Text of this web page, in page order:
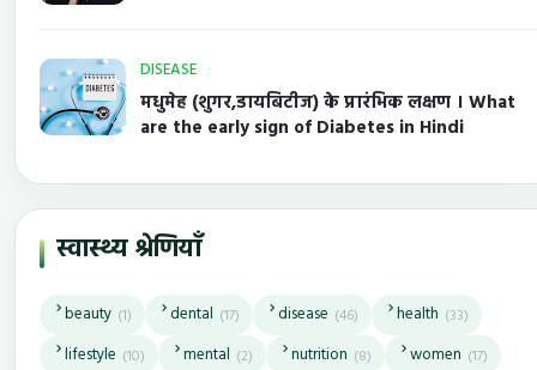
DISEASE
मधुमेह (शुगर,डायबिटीज) के प्रारंभिक लक्षण । What
are the early sign of Diabetes in Hindi
स्वास्थ्य श्रेणियाँ
beauty (1) dental (17) disease (46) health (33)
lifestyle (10) mental (2) nutrition (8) women (17)